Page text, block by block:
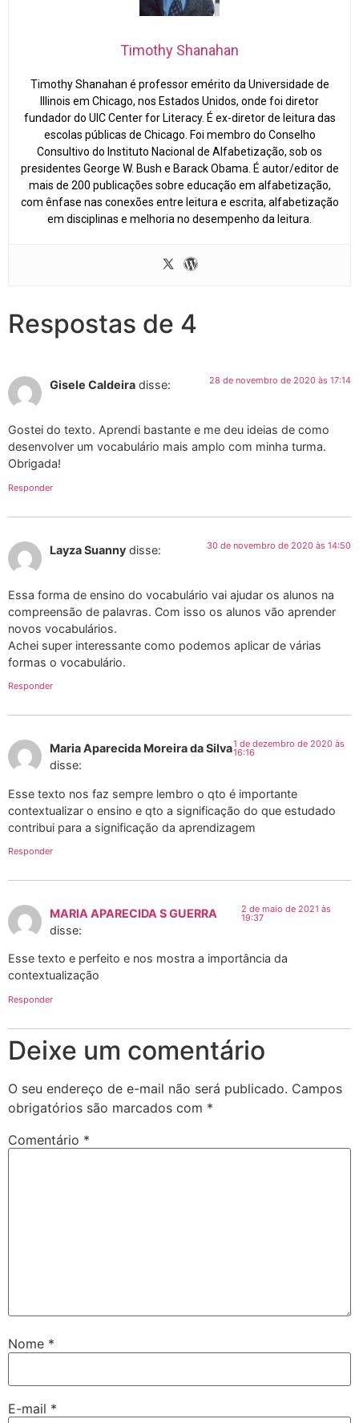
Timothy Shanahan
Timothy Shanahan é professor emérito da Universidade de
Illinois em Chicago, nos Estados Unidos, onde foi diretor
fundador do UIC Center for Literacy. É ex-diretor de leitura das
escolas públicas de Chicago. Foi membro do Conselho
Consultivo do Instituto Nacional de Alfabetização, sob os
presidentes George W. Bush e Barack Obama. É autor/editor de
mais de 200 publicações sobre educação em alfabetização,
com ênfase nas conexões entre leitura e escrita, alfabetização
em disciplinas e melhoria no desempenho da leitura.
Respostas de 4
Gisele Caldeira disse: 28 de novembro de 2020 às 17:14
Gostei do texto. Aprendi bastante e me deu ideias de como
desenvolver um vocabulário mais amplo com minha turma.
Obrigada!
Responder
Layza Suanny disse: 30 de novembro de 2020 às 14:50
Essa forma de ensino do vocabulário vai ajudar os alunos na
compreensão de palavras. Com isso os alunos vão aprender
novos vocabulários.
Achei super interessante como podemos aplicar de várias
formas o vocabulário.
Responder
Maria Aparecida Moreira da Silva
disse:
1 de dezembro de 2020 às
16:16
Esse texto nos faz sempre lembro o qto é importante
contextualizar o ensino e qto a significação do que estudado
contribui para a significação da aprendizagem
Responder
MARIA APARECIDA S GUERRA
disse:
2 de maio de 2021 às
19:37
Esse texto e perfeito e nos mostra a importância da
contextualização
Responder
Deixe um comentário
O seu endereço de e-mail não será publicado. Campos
obrigatórios são marcados com *
Comentário *
Nome *
E-mail *